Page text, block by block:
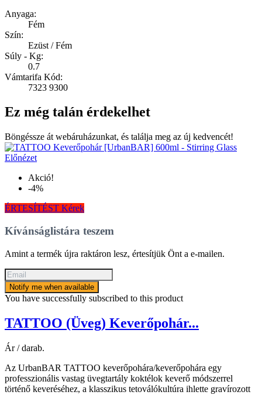
Anyaga:
Fém
Szín:
Ezüst / Fém
Súly - Kg:
0.7
Vámtarifa Kód:
7323 9300
Ez még talán érdekelhet
Böngéssze át webáruházunkat, és találja meg az új kedvencét!
Előnézet
Akció!
-4%
ÉRTESÍTÉST Kérek
Kívánságlistára teszem
Amint a termék újra raktáron lesz, értesítjük Önt a e-mailen.
Notify me when available
You have successfully subscribed to this product
TATTOO (Üveg) Keverőpohár...
Ár / darab.
Az UrbanBAR TATTOO keverőpohára/keverőpohára egy
professzionális vastag üvegtartály koktélok keverő módszerrel
történő keveréséhez, a klasszikus tetoválókultúra ihlette gravírozott